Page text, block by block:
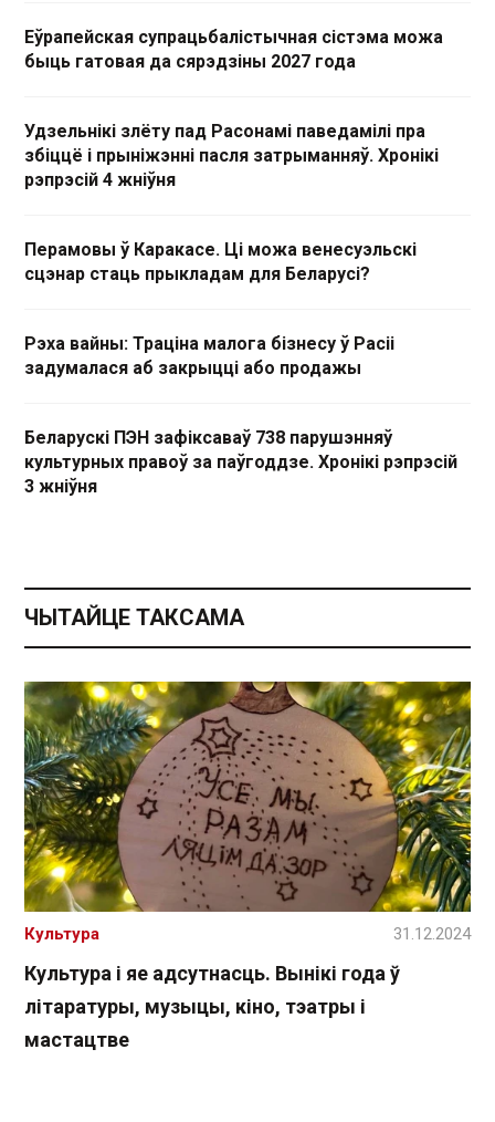
Еўрапейская супрацьбалістычная сістэма можа
быць гатовая да сярэдзіны 2027 года
Удзельнікі злёту пад Расонамі паведамілі пра
збіццё і прыніжэнні пасля затрыманняў. Хронікі
рэпрэсій 4 жніўня
Перамовы ў Каракасе. Ці можа венесуэльскі
сцэнар стаць прыкладам для Беларусі?
Рэха вайны: Траціна малога бізнесу ў Расіі
задумалася аб закрыцці або продажы
Беларускі ПЭН зафіксаваў 738 парушэнняў
культурных правоў за паўгоддзе. Хронікі рэпрэсій
3 жніўня
ЧЫТАЙЦЕ ТАКСАМА
Культура і яе адсутнасць. Вынікі года ў
літаратуры, музыцы, кіно, тэатры і
мастацтве
Культура 31.12.2024